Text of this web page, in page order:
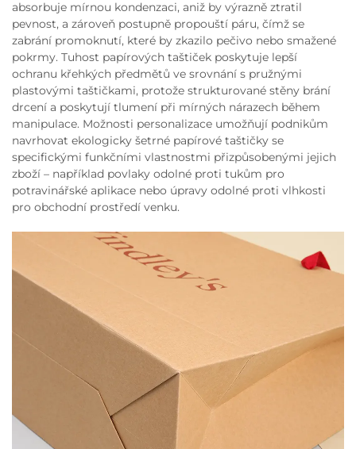
absorbuje mírnou kondenzaci, aniž by výrazně ztratil
pevnost, a zároveň postupně propouští páru, čímž se
zabrání promoknutí, které by zkazilo pečivo nebo smažené
pokrmy. Tuhost papírových taštiček poskytuje lepší
ochranu křehkých předmětů ve srovnání s pružnými
plastovými taštičkami, protože strukturované stěny brání
drcení a poskytují tlumení při mírných nárazech během
manipulace. Možnosti personalizace umožňují podnikům
navrhovat ekologicky šetrné papírové taštičky se
specifickými funkčními vlastnostmi přizpůsobenými jejich
zboží – například povlaky odolné proti tukům pro
potravinářské aplikace nebo úpravy odolné proti vlhkosti
pro obchodní prostředí venku.